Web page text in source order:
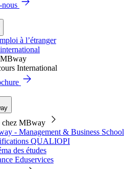
nous
à l’étranger
International
chez MBway
- Management & Business School
QUALIOPI
des études
Eduservices